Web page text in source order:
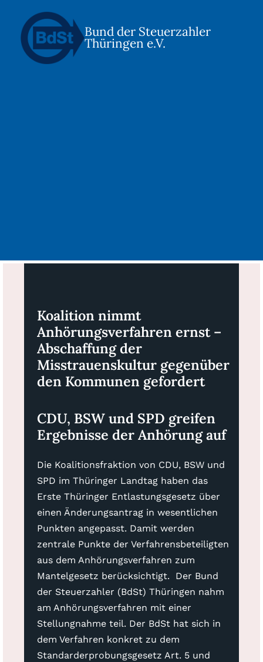
Bund der Steuerzahler
Thüringen e.V.
Koalition nimmt
Anhörungsverfahren ernst –
Abschaffung der
Misstrauenskultur gegenüber
den Kommunen gefordert
CDU, BSW und SPD greifen
Ergebnisse der Anhörung auf
Die Koalitionsfraktion von CDU, BSW und
SPD im Thüringer Landtag haben das
Erste Thüringer Entlastungsgesetz über
einen Änderungsantrag in wesentlichen
Punkten angepasst. Damit werden
zentrale Punkte der Verfahrensbeteiligten
aus dem Anhörungsverfahren zum
Mantelgesetz berücksichtigt. Der Bund
der Steuerzahler (BdSt) Thüringen nahm
am Anhörungsverfahren mit einer
Stellungnahme teil. Der BdSt hat sich in
dem Verfahren konkret zu dem
Standarderprobungsgesetz Art. 5 und